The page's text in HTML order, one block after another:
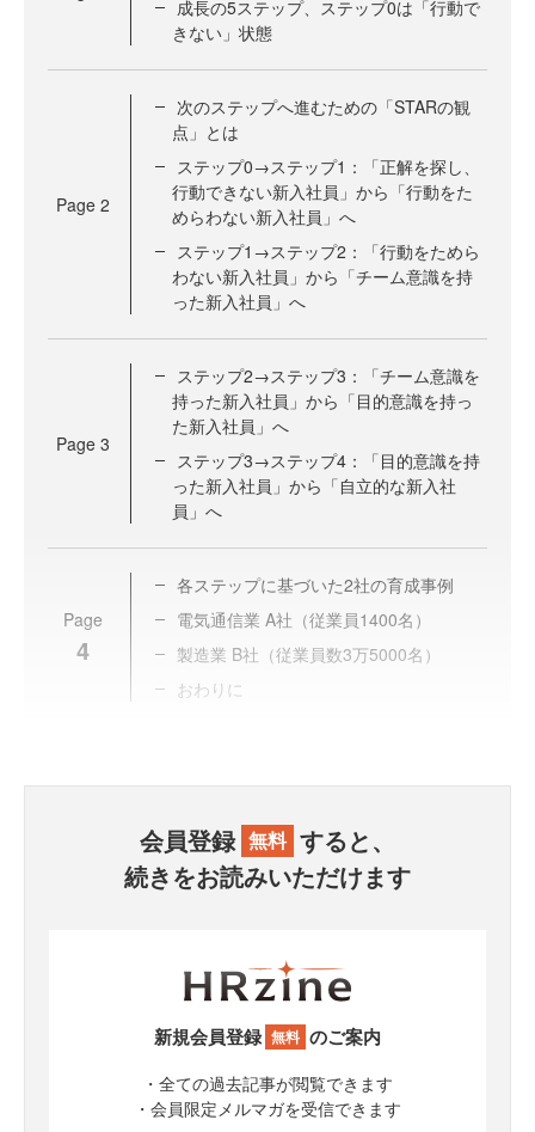
成長の5ステップ、ステップ0は「行動で
きない」状態
Page 2
次のステップへ進むための「STARの観
点」とは
ステップ0→ステップ1：「正解を探し、
行動できない新入社員」から「行動をた
めらわない新入社員」へ
ステップ1→ステップ2：「行動をためら
わない新入社員」から「チーム意識を持
った新入社員」へ
Page 3
ステップ2→ステップ3：「チーム意識を
持った新入社員」から「目的意識を持っ
た新入社員」へ
ステップ3→ステップ4：「目的意識を持
った新入社員」から「自立的な新入社
員」へ
Page
4
各ステップに基づいた2社の育成事例
電気通信業 A社（従業員1400名）
製造業 B社（従業員数3万5000名）
おわりに
会員登録 無料 すると、
続きをお読みいただけます
新規会員登録 無料 のご案内
・全ての過去記事が閲覧できます
・会員限定メルマガを受信できます